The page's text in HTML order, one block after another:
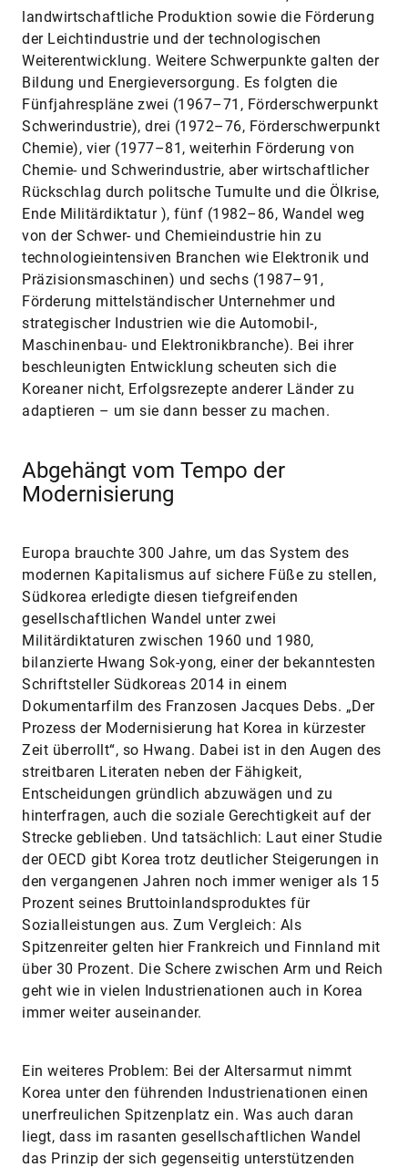
landwirtschaftliche Produktion sowie die Förderung
der Leichtindustrie und der technologischen
Weiterentwicklung. Weitere Schwerpunkte galten der
Bildung und Energieversorgung. Es folgten die
Fünfjahrespläne zwei (1967–71, Förderschwerpunkt
Schwerindustrie), drei (1972–76, Förderschwerpunkt
Chemie), vier (1977–81, weiterhin Förderung von
Chemie- und Schwerindustrie, aber wirtschaftlicher
Rückschlag durch politsche Tumulte und die Ölkrise,
Ende Militärdiktatur ), fünf (1982–86, Wandel weg
von der Schwer- und Chemieindustrie hin zu
technologieintensiven Branchen wie Elektronik und
Präzisionsmaschinen) und sechs (1987–91,
Förderung mittelständischer Unternehmer und
strategischer Industrien wie die Automobil-,
Maschinenbau- und Elektronikbranche). Bei ihrer
beschleunigten Entwicklung scheuten sich die
Koreaner nicht, Erfolgsrezepte anderer Länder zu
adaptieren – um sie dann besser zu machen.
Abgehängt vom Tempo der
Modernisierung
Europa brauchte 300 Jahre, um das System des
modernen Kapitalismus auf sichere Füße zu stellen,
Südkorea erledigte diesen tiefgreifenden
gesellschaftlichen Wandel unter zwei
Militärdiktaturen zwischen 1960 und 1980,
bilanzierte Hwang Sok-yong, einer der bekanntesten
Schriftsteller Südkoreas 2014 in einem
Dokumentarfilm des Franzosen Jacques Debs. „Der
Prozess der Modernisierung hat Korea in kürzester
Zeit überrollt“, so Hwang. Dabei ist in den Augen des
streitbaren Literaten neben der Fähigkeit,
Entscheidungen gründlich abzuwägen und zu
hinterfragen, auch die soziale Gerechtigkeit auf der
Strecke geblieben. Und tatsächlich: Laut einer Studie
der OECD gibt Korea trotz deutlicher Steigerungen in
den vergangenen Jahren noch immer weniger als 15
Prozent seines Bruttoinlandsproduktes für
Sozialleistungen aus. Zum Vergleich: Als
Spitzenreiter gelten hier Frankreich und Finnland mit
über 30 Prozent. Die Schere zwischen Arm und Reich
geht wie in vielen Industrienationen auch in Korea
immer weiter auseinander.
Ein weiteres Problem: Bei der Altersarmut nimmt
Korea unter den führenden Industrienationen einen
unerfreulichen Spitzenplatz ein. Was auch daran
liegt, dass im rasanten gesellschaftlichen Wandel
das Prinzip der sich gegenseitig unterstützenden